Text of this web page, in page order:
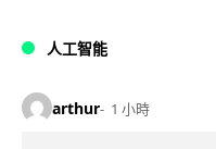
人工智能
arthur 1 小時